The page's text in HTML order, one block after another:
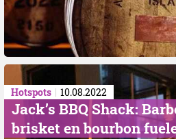
Hotspots 10.08.2022
Jack’s BBQ Shack:
brisket en bourbon